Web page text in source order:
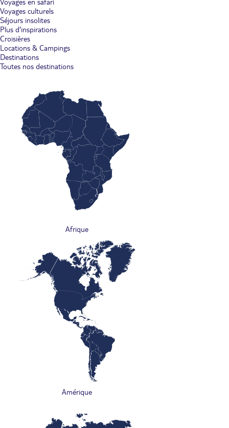
Voyages en safari
Voyages culturels
Séjours insolites
Plus d'inspirations
Croisières
Locations & Campings
Destinations
Toutes nos destinations
Afrique
Amérique